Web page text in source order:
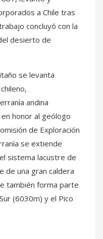
a Chile tras
concluyó con la
desierto de
se levanta
andina
honor al geólogo
de Exploración
se extiende
sistema lacustre de
de una gran caldera
también forma parte
(6030m) y el Pico